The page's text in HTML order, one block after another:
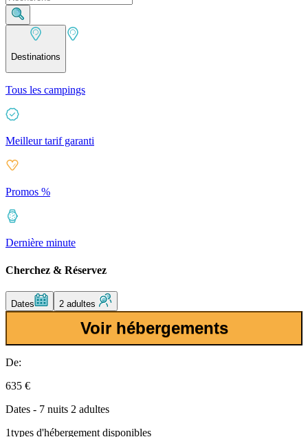
Destinations
Tous les campings
Meilleur tarif garanti
Promos %
Dernière minute
Cherchez & Réservez
Dates 2 adultes
Voir hébergements
De:
635 €
Dates - 7 nuits 2 adultes
1types d'hébergement disponibles